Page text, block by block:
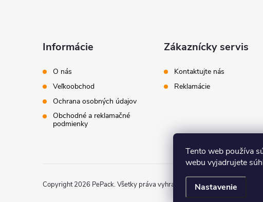
Tento web používa
webu vyjadrujete
Nastavenie
Informácie
O nás
Veľkoobchod
Ochrana osobných údajov
Obchodné a reklamačné
podmienky
Zákaznícky servis
Kontaktujte nás
Reklamácie
Copyright 2026 PePack. Všetky práva vyhradené.